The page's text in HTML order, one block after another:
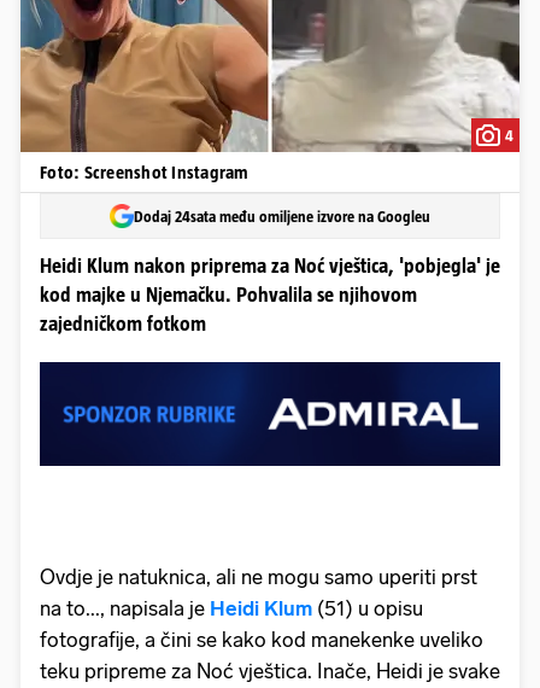
4
Foto: Screenshot Instagram
Dodaj 24sata među omiljene izvore na Googleu
Heidi Klum nakon priprema za Noć vještica, 'pobjegla' je
kod majke u Njemačku. Pohvalila se njihovom
zajedničkom fotkom
Ovdje je natuknica, ali ne mogu samo uperiti prst
na to..., napisala je Heidi Klum (51) u opisu
fotografije, a čini se kako kod manekenke uveliko
teku pripreme za Noć vještica. Inače, Heidi je svake